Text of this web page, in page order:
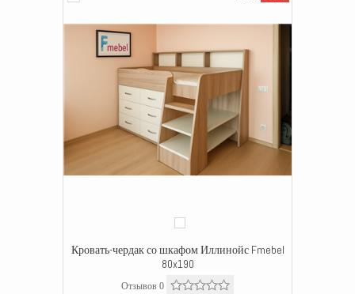
Кровать-чердак со шкафом Иллинойс Fmebel
80x190
Отзывов 0